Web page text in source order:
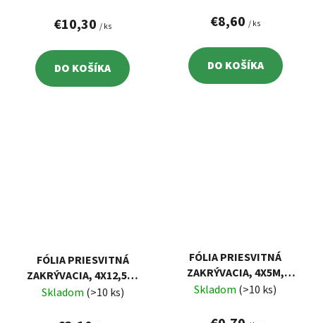
€10,30 / ks
DO KOŠÍKA
€8,60 / ks
DO KOŠÍKA
FÓLIA PRIESVITNÁ
ZAKRÝVACIA, 4X12,5M,
HRÚBKA 0,007MM
Skladom (>10 ks)
FÓLIA PRIESVITNÁ
ZAKRÝVACIA, 4X5M,
HRÚBKA 0,007MM
Skladom (>10 ks)